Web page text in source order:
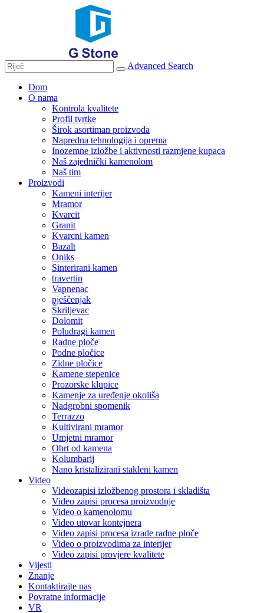
Advanced Search
Dom
O nama
Kontrola kvalitete
Profil tvrtke
Širok asortiman proizvoda
Napredna tehnologija i oprema
Inozemne izložbe i aktivnosti razmjene kupaca
Naš zajednički kamenolom
Naš tim
Proizvodi
Kameni interijer
Mramor
Kvarcit
Granit
Kvarcni kamen
Bazalt
Oniks
Sinterirani kamen
travertin
Vapnenac
pješčenjak
Škriljevac
Dolomit
Poludragi kamen
Radne ploče
Podne pločice
Zidne pločice
Kamene stepenice
Prozorske klupice
Kamenje za uređenje okoliša
Nadgrobni spomenik
Terrazzo
Kultivirani mramor
Umjetni mramor
Obrt od kamena
Kolumbarij
Nano kristalizirani stakleni kamen
Video
Videozapisi izložbenog prostora i skladišta
Video zapisi procesa proizvodnje
Video o kamenolomu
Video utovar kontejnera
Video zapisi procesa izrade radne ploče
Video o proizvodima za interijer
Video zapisi provjere kvalitete
Vijesti
Znanje
Kontaktirajte nas
Povratne informacije
VR